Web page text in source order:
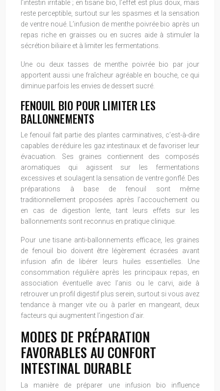
l’intestin irritable ; en tisane bio, l’effet est plus doux, mais
reste perceptible, surtout sur les spasmes et la sensation
de ventre noué. L’infusion de menthe poivrée bio après un
repas riche en graisses ou en sucres aide à stimuler la
sécrétion biliaire et à limiter les fermentations.
Une ou deux tasses de menthe poivrée bio par jour
apportent aussi une fraîcheur agréable en bouche, ce qui
diminue parfois les envies de dessert sucré.
FENOUIL BIO POUR LIMITER LES
BALLONNEMENTS
Le fenouil fait partie des plantes carminatives, c’est-à-dire
capables de réduire les gaz intestinaux et de favoriser leur
évacuation. Ses graines contiennent des composés
aromatiques qui agissent sur les fermentations
excessives et soulagent la sensation de ventre gonflé. Des
préparations à base de fenouil sont même
traditionnellement proposées après l’accouchement ou
en cas de digestion lente, tant leurs effets sur les
ballonnements sont reconnus en pratique clinique.
Pour une tisane anti-ballonnements efficace, les graines
de fenouil bio doivent être légèrement écrasées avant
infusion afin de libérer leurs huiles essentielles. Une
consommation régulière après les principaux repas, en
association éventuelle avec l’anis ou le carvi, aide à
retrouver un profil digestif plus serein, surtout si vous avez
tendance à manger vite ou à parler en mangeant, deux
facteurs qui augmentent l’ingestion d’air.
MODES DE PRÉPARATION
FAVORABLES AU CONFORT
INTESTINAL DURABLE
La manière de préparer une infusion bio influence